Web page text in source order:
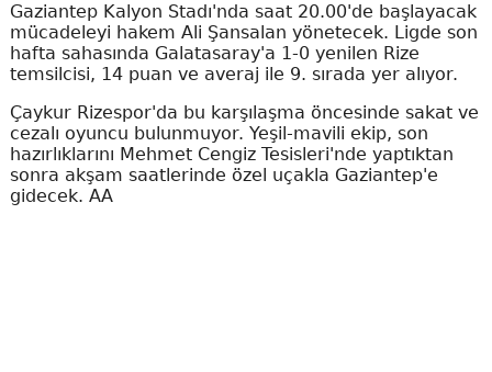
Gaziantep Kalyon Stadı'nda saat 20.00'de başlayacak
mücadeleyi hakem Ali Şansalan yönetecek. Ligde son
hafta sahasında Galatasaray'a 1-0 yenilen Rize
temsilcisi, 14 puan ve averaj ile 9. sırada yer alıyor.
Çaykur Rizespor'da bu karşılaşma öncesinde sakat ve
cezalı oyuncu bulunmuyor. Yeşil-mavili ekip, son
hazırlıklarını Mehmet Cengiz Tesisleri'nde yaptıktan
sonra akşam saatlerinde özel uçakla Gaziantep'e
gidecek. AA